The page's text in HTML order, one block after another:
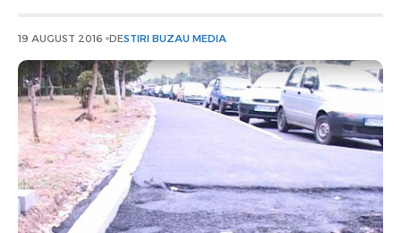
19 AUGUST 2016 DESTIRI BUZAU MEDIA